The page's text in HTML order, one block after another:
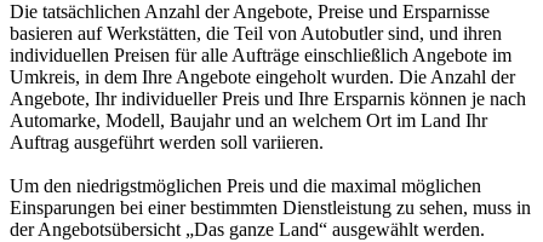
Die tatsächlichen Anzahl der Angebote, Preise und Ersparnisse
basieren auf Werkstätten, die Teil von Autobutler sind, und ihren
individuellen Preisen für alle Aufträge einschließlich Angebote im
Umkreis, in dem Ihre Angebote eingeholt wurden. Die Anzahl der
Angebote, Ihr individueller Preis und Ihre Ersparnis können je nach
Automarke, Modell, Baujahr und an welchem Ort im Land Ihr
Auftrag ausgeführt werden soll variieren.
Um den niedrigstmöglichen Preis und die maximal möglichen
Einsparungen bei einer bestimmten Dienstleistung zu sehen, muss in
der Angebotsübersicht „Das ganze Land“ ausgewählt werden.